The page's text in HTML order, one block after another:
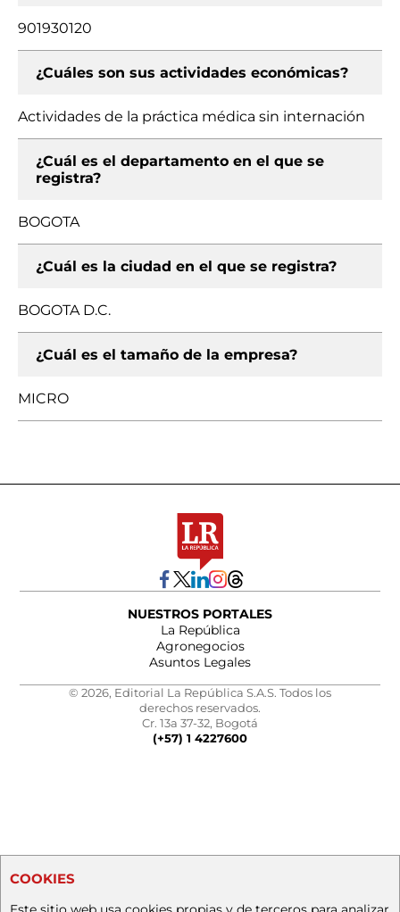
901930120
¿Cuáles son sus actividades económicas?
Actividades de la práctica médica sin internación
¿Cuál es el departamento en el que se
registra?
BOGOTA
¿Cuál es la ciudad en el que se registra?
BOGOTA D.C.
¿Cuál es el tamaño de la empresa?
MICRO
NUESTROS PORTALES
La República
Agronegocios
Asuntos Legales
© 2026, Editorial La República S.A.S. Todos los
derechos reservados.
Cr. 13a 37-32, Bogotá
(+57) 1 4227600
COOKIES